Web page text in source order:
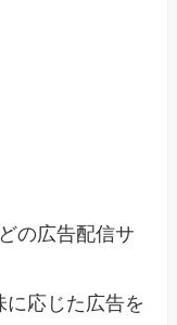
の広告配信サ
に応じた広告を